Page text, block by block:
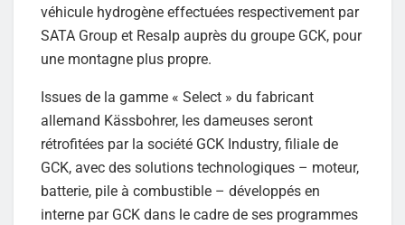
véhicule hydrogène effectuées respectivement par
SATA Group et Resalp auprès du groupe GCK, pour
une montagne plus propre.
Issues de la gamme « Select » du fabricant
allemand Kässbohrer, les dameuses seront
rétrofitées par la société GCK Industry, filiale de
GCK, avec des solutions technologiques – moteur,
batterie, pile à combustible – développés en
interne par GCK dans le cadre de ses programmes